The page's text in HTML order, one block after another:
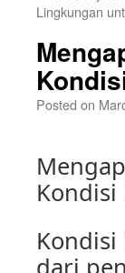
Lingkungan
Posted on
dari